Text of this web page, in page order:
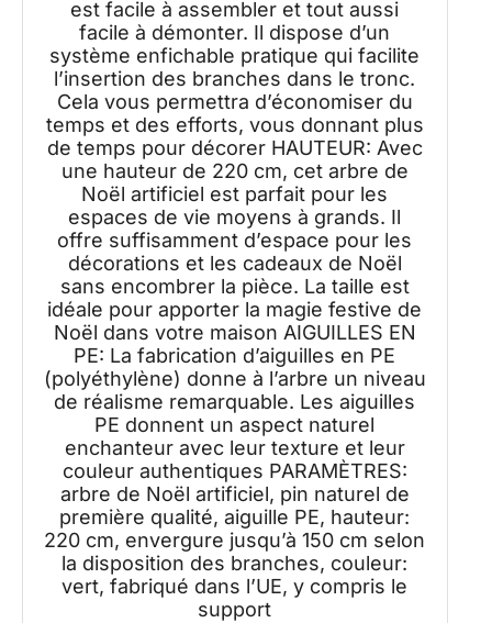
est facile à assembler et tout aussi
facile à démonter. Il dispose d’un
système enfichable pratique qui facilite
l’insertion des branches dans le tronc.
Cela vous permettra d’économiser du
temps et des efforts, vous donnant plus
de temps pour décorer HAUTEUR: Avec
une hauteur de 220 cm, cet arbre de
Noël artificiel est parfait pour les
espaces de vie moyens à grands. Il
offre suffisamment d’espace pour les
décorations et les cadeaux de Noël
sans encombrer la pièce. La taille est
idéale pour apporter la magie festive de
Noël dans votre maison AIGUILLES EN
PE: La fabrication d’aiguilles en PE
(polyéthylène) donne à l’arbre un niveau
de réalisme remarquable. Les aiguilles
PE donnent un aspect naturel
enchanteur avec leur texture et leur
couleur authentiques PARAMÈTRES:
arbre de Noël artificiel, pin naturel de
première qualité, aiguille PE, hauteur:
220 cm, envergure jusqu’à 150 cm selon
la disposition des branches, couleur:
vert, fabriqué dans l’UE, y compris le
support